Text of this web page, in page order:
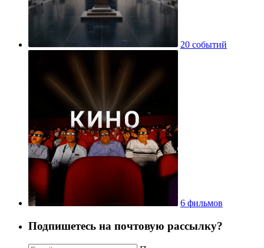
20 событий
6 фильмов
Подпишетесь на почтовую рассылку?